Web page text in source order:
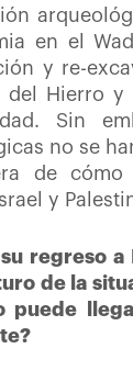
en el
y re-
del Hierro y
Sin
no se
de cómo
y
regreso a
de la
puede